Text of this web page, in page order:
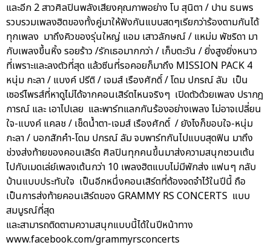
และอีก 2 สาวศิลปินพลังเสียงคุณภาพอย่าง โบ สุนิตา / ปาน ธนพร
รวบรวมเพลงฮิตของทั้งคู่มาให้ฟังกันแบบสดๆเรียกว่าร้องตามกันได้
ทุกเพลง มาถึงคิวของรุ่นใหญ่ แอม เสาวลักษณ์ / แหม่ม พัชริดา มา
กับเพลงขึ้นหิ้ง รอยร้าว /รักเธอมากกว่า / เก็บตะวัน / ยิ่งสูงยิ่งหนาว
ที่เพราะและลงตัวที่สุด แล้วซีนที่รอคอยก็มาถึง MISSION PACK 4
หนุ่ม กะลา / แบงค์ ปรีติ / เจมส์ เรืองศักดิ์ / โดม ปกรณ์ ลัม เป็น
เซอร์ไพรส์ที่หาดูไม่ได้จากคอนเสิร์ตไหนจริงๆ เปิดตัวด้วยเพลง ปรากฎ
การณ์ และ เอาไปเลย และพาร์ทแลกกันร้องอย่างเพลง ไม่อาจเปลี่ยน
ใจ-แบงค์ แคลช / เช็ดน้ำตา-เจมส์ เรืองศักดิ์ / ยังไงก็ขอบใจ-หนุ่ม
กะลา / บอกสักคำ-โดม ปกรณ์ ลัม จบพาร์ทกันไปแบบสุดฟิน มาถึง
ช่วงส่งท้ายของคอนเสิร์ต ศิลปินทุกคนขึ้นมาส่งความสนุกชวนเต้น
ไปกับเมดเล่ย์เพลงเต้นกว่า 10 เพลงฮิตแบบไม่มีพักส่ง แฟนๆ กลับ
บ้านแบบประทับใจ เป็นอีกหนึ่งคอนเสิร์ตที่ต้องจดจำไว้ในปีนี้ ถือ
เป็นการส่งท้ายคอนเสิร์ตของ GRAMMY RS CONCERTS แบบ
สมบูรณ์ที่สุด
และสามารถติดตามความสนุกแบบนี้ได้ในปีหน้าทาง
www.facebook.com/grammyrsconcerts